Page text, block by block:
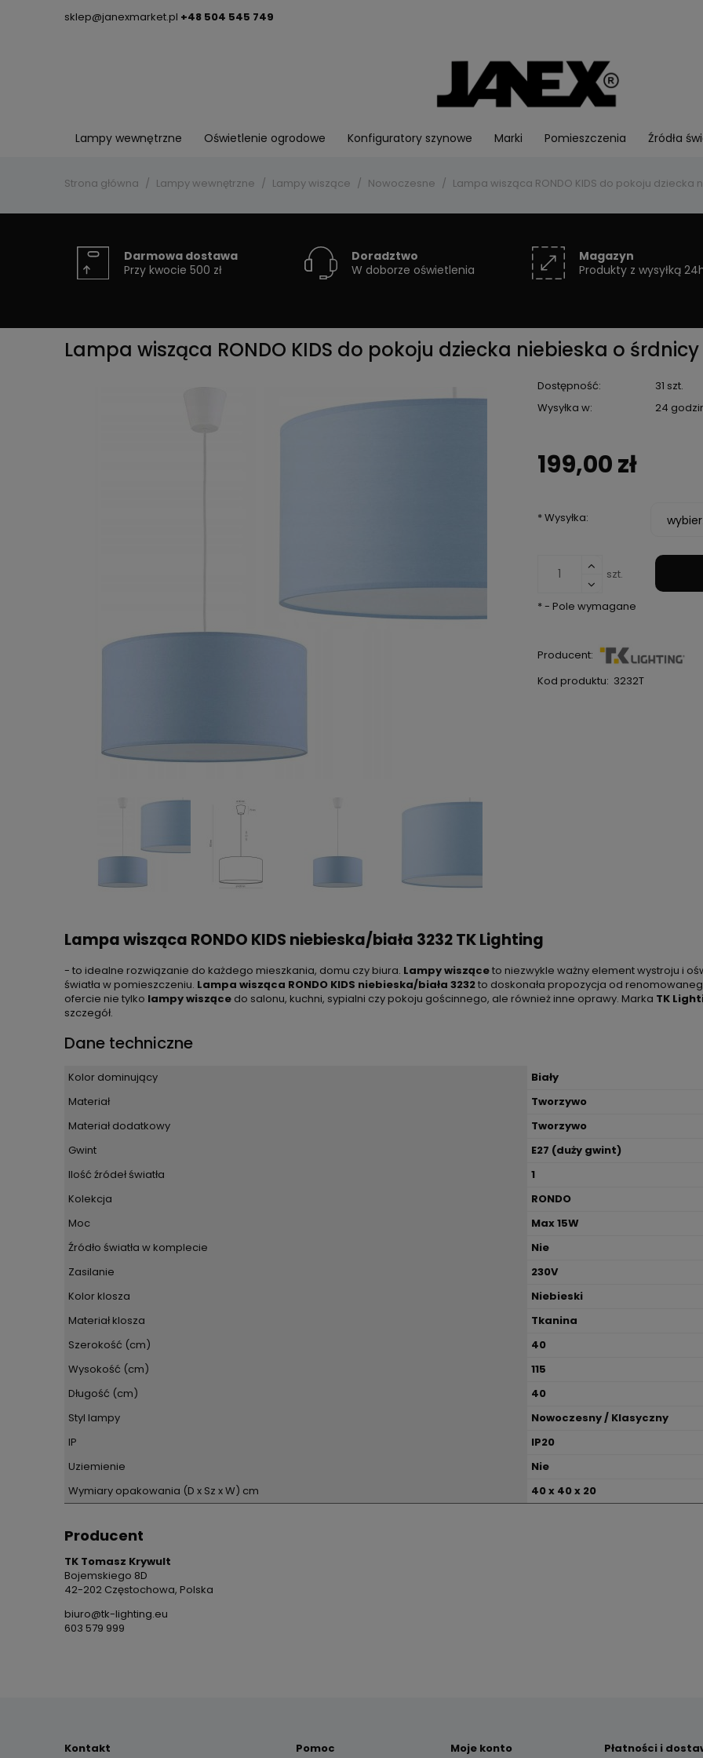
sklep@janexmarket.pl +48 504 545 749
Lampy wewnętrzne Oświetlenie ogrodowe Konfiguratory szynowe Marki Pomieszczenia Źródła
Strona główna Lampy wewnętrzne Lampy wiszące Nowoczesne Lampa wisząca RONDO KIDS do pokoju dziecka
Darmowa dostawa
Przy kwocie 500 zł
Doradztwo
W doborze oświetlenia
Magazyn
Produkty z wysyłką
Lampa wisząca RONDO KIDS do pokoju dziecka niebieska o
Dostępność:
31 szt.
Wysyłka w:
24
199,00 zł
*Wysyłka:
szt.
*- Pole wymagane
Producent:
Kod produktu: 3232T
Lampa wisząca RONDO KIDS niebieska/biała 3232 TK Lighting
- to idealne rozwiązanie do każdego mieszkania, domu czy biura. Lampy wisząceto niezwykle ważny element wystroju i
światła w pomieszczeniu. Lampa wisząca RONDO KIDS niebieska/biała 3232to doskonała propozycja od
ofercie nie tylko lampy wiszące do salonu, kuchni, sypialni czy pokoju gościnnego, ale również inne oprawy. Marka TK
szczegół.
Dane techniczne
Kolor dominujący
Biały
Materiał
Tworzywo
Materiał dodatkowy
Tworzywo
Gwint
E27 (duży gwint)
Ilość źródeł światła
1
Kolekcja
RONDO
Moc
Max 15W
Źródło światła w komplecie
Nie
Zasilanie
230V
Kolor klosza
Niebieski
Materiał klosza
Tkanina
Szerokość (cm)
40
Wysokość (cm)
115
Długość (cm)
40
Styl lampy
Nowoczesny / Klasyczny
IP
IP20
Uziemienie
Nie
Wymiary opakowania (D x Sz x W) cm
40 x 40 x 20
Producent
TK Tomasz Krywult
Bojemskiego 8D
42-202 Częstochowa, Polska
biuro@tk-lighting.eu
603 579 999
Kontakt Pomoc Moje konto Płatności i